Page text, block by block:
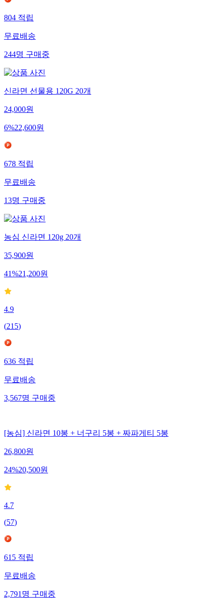
804적립
무료배송
244명구매중
신라면 선물용 120G 20개
24,000원
6%22,600원
678적립
무료배송
13명구매중
농심 신라면 120g 20개
35,900원
41%21,200원
4.9
(215)
636적립
무료배송
3,567명구매중
[농심] 신라면 10봉 + 너구리 5봉 + 짜파게티 5봉
26,800원
24%20,500원
4.7
(57)
615적립
무료배송
2,791명구매중